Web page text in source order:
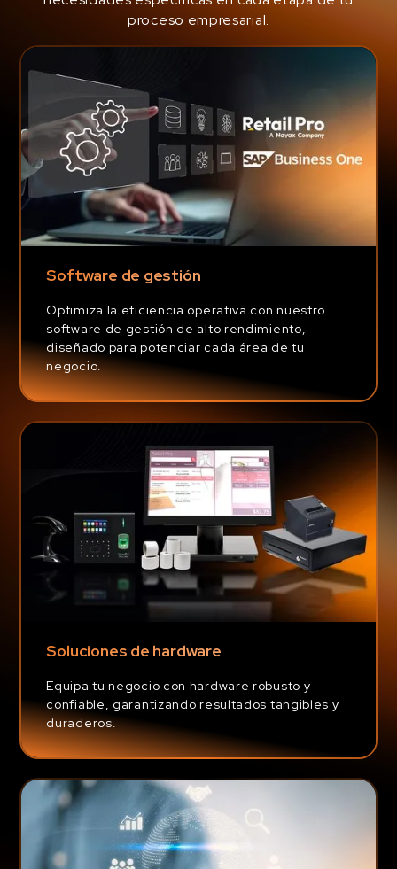
proceso empresarial.
Software de gestión
Optimiza la eficiencia operativa con nuestro
software de gestión de alto rendimiento,
diseñado para potenciar cada área de tu
negocio.
Soluciones de hardware
Equipa tu negocio con hardware robusto y
confiable, garantizando resultados tangibles y
duraderos.